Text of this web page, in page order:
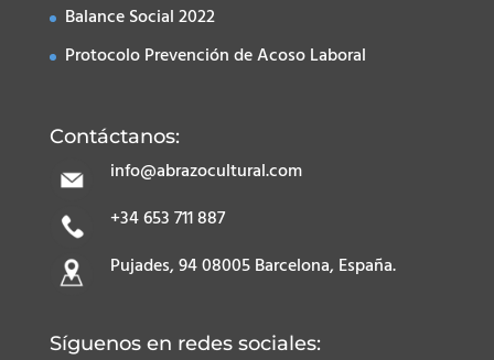
Balance Social 2022
Protocolo Prevención de Acoso Laboral
Contáctanos:
info@abrazocultural.com
+34 653 711 887
Pujades, 94 08005 Barcelona, España.
Síguenos en redes sociales: